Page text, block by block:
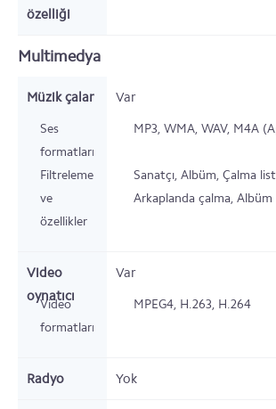
özelliği
Multimedya
Müzik çalar Var
Ses
formatları
MP3, WMA, WAV, M4A
Filtreleme
ve
özellikler
Sanatçı, Albüm, Çalma
Arkaplanda çalma, Albüm
Video
oynatıcı
Var
Video
formatları
MPEG4, H.263, H.264
Radyo Yok